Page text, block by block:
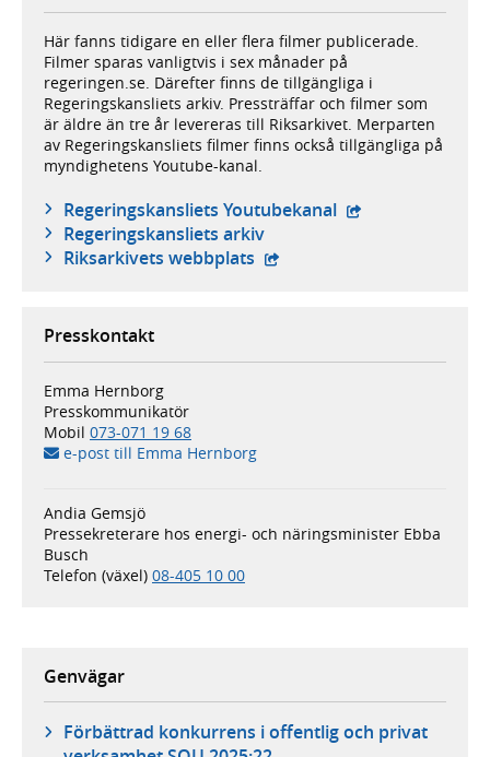
Här fanns tidigare en eller flera filmer publicerade.
Filmer sparas vanligtvis i sex månader på
regeringen.se. Därefter finns de tillgängliga i
Regeringskansliets arkiv. Pressträffar och filmer som
är äldre än tre år levereras till Riksarkivet. Merparten
av Regeringskansliets filmer finns också tillgängliga på
myndighetens Youtube-kanal.
Regeringskansliets Youtubekanal - extern
Regeringskansliets arkiv
Riksarkivets webbplats - extern webbplats,
Presskontakt
Emma Hernborg
Presskommunikatör
Mobil 073-071 19 68
e-post till Emma Hernborg
Andia Gemsjö
Pressekreterare hos energi- och näringsminister Ebba
Busch
Telefon (växel) 08-405 10 00
Genvägar
Förbättrad konkurrens i offentlig och privat